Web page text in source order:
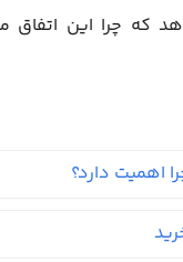
که چرا این
اهمیت دارد؟